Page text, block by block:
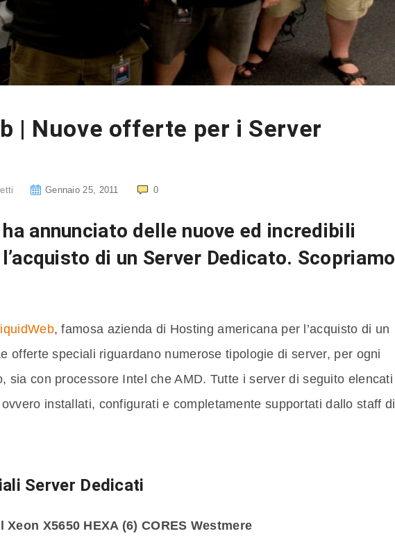
| Nuove offerte per i Server
Gennaio 25, 2011 0
annunciato delle nuove ed incredibili
di un Server Dedicato. Scopriamo
, famosa azienda di Hosting americana per l’acquisto di un
offerte speciali riguardano numerose tipologie di server, per ogni
sia con processore Intel che AMD. Tutte i server di seguito elencati
ovvero installati, configurati e completamente supportati dallo staff di
Server Dedicati
X5650 HEXA (6) CORES Westmere